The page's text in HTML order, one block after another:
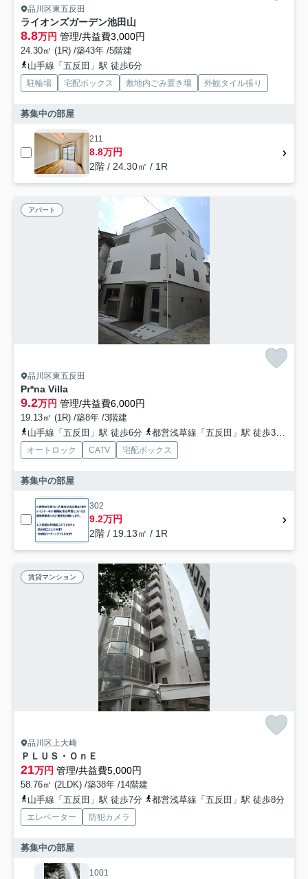
品川区東五反田
ライオンズガーデン池田山
8.8万円 管理/共益費3,000円
24.30㎡ (1R) /築43年 /5階建
山手線「五反田」駅 徒歩6分
駐輪場 宅配ボックス 敷地内ごみ置き場 外観タイル張り
募集中の部屋
211
8.8万円
2階 / 24.30㎡ / 1R
アパート
品川区東五反田
Pr*na Villa
9.2万円 管理/共益費6,000円
19.13㎡ (1R) /築8年 /3階建
山手線「五反田」駅 徒歩6分
都営浅草線「五反田」駅 徒歩3分
オートロック CATV 宅配ボックス
募集中の部屋
302
9.2万円
2階 / 19.13㎡ / 1R
賃貸マンション
品川区上大崎
ＰＬＵＳ・ＯｎＥ
21万円 管理/共益費5,000円
58.76㎡ (2LDK) /築38年 /14階建
山手線「五反田」駅 徒歩7分
都営浅草線「五反田」駅 徒歩8分
エレベーター 防犯カメラ
募集中の部屋
1001